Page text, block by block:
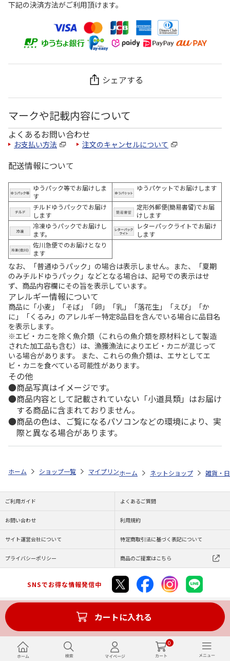
0
下記の決済方法がご利用頂けます。
シェアする
マークや記載内容について
よくあるお問い合わせ
お支払い方法 注文のキャンセルについて
配送情報について
ゆうパック等でお届けしま
す
ゆうパケットでお届けします
チルドゆうパックでお届け
します
定形外郵便(簡易書留)でお届
けします
冷凍ゆうパックでお届けし
ます。
レターパックライトでお届け
します
佐川急便でのお届けとなり
ます
なお、「普通ゆうパック」の場合は表示しません。また、「夏期
のみチルドゆうパック」などとなる場合は、記号での表示はせ
ず、商品内容欄にその旨を表示しています。
アレルギー情報について
商品に「小麦」「そば」「卵」「乳」「落花生」「えび」「か
に」「くるみ」のアレルギー特定8品目を含んでいる場合に品目名
を表示します。
※エビ・カニを除く魚介類（これらの魚介類を原材料として製造
された加工品も含む）は、漁獲漁法によりエビ・カニが混じって
いる場合があります。 また、これらの魚介類は、エサとしてエ
ビ・カニを食べている可能性があります。
その他
商品写真はイメージです。
商品内容として記載されていない「小道具類」はお届け
する商品に含まれておりません。
商品の色は、ご覧になるパソコンなどの環境により、実
際と異なる場合があります。
カートに入れる
ホーム ショップ一覧 マイプリント ビーンズ迷子札【ポメラニア
ホーム ネットショップ 雑貨・
ご利用ガイド よくあるご質問
お問い合わせ 利用規約
サイト運営会社について 特定商取引法に基づく表記について
プライバシーポリシー 商品のご提案はこちら
SNSでお得な情報発信中